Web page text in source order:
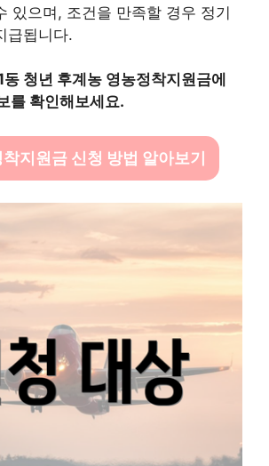
있으며, 조건을 만족할 경우 정기
급됩니다.
청년 후계농 영농정착지원금에
를 확인해보세요.
지원금 신청 방법 알아보기